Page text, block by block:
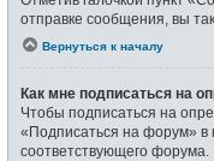
отправке сообщения, вы
Вернуться к началу
Как мне подписаться на
Чтобы подписаться на
«Подписаться на форум» в
соответствующего форума.